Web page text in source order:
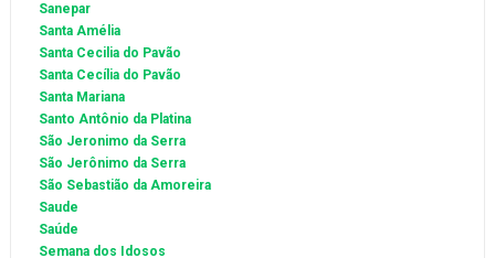
Sanepar
Santa Amélia
Santa Cecilia do Pavão
Santa Cecília do Pavão
Santa Mariana
Santo Antônio da Platina
São Jeronimo da Serra
São Jerônimo da Serra
São Sebastião da Amoreira
Saude
Saúde
Semana dos Idosos